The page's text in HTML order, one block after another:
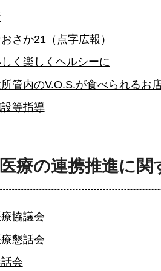
さか21（点字広報）
く楽しくヘルシーに
管内のV.O.S.が食べられるお
等指導
療の連携推進に関
協議会
懇話会
会